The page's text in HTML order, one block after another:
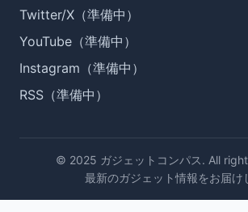
Twitter/X（準備中）
YouTube（準備中）
Instagram（準備中）
RSS（準備中）
© 2025 ガジェットコンパス. All
最新のガジェット情報をお届け